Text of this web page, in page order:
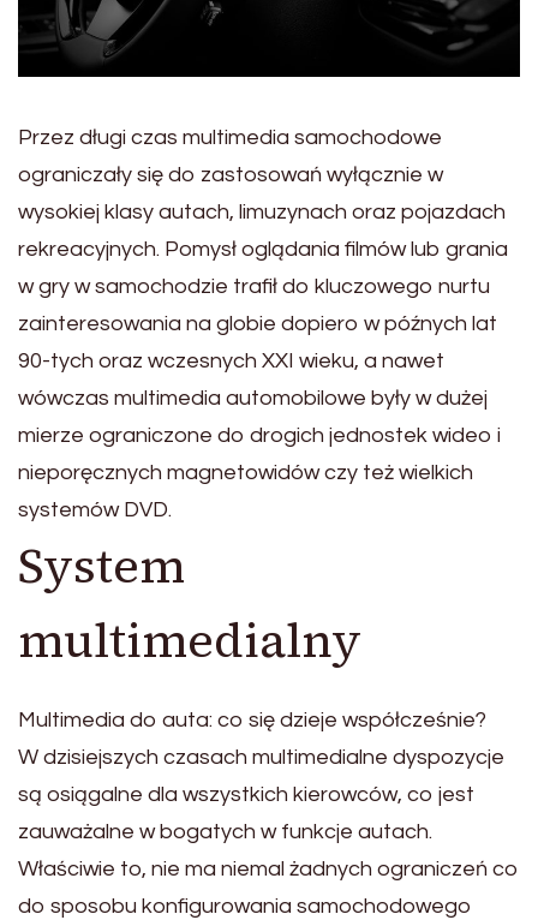
Przez długi czas multimedia samochodowe
ograniczały się do zastosowań wyłącznie w
wysokiej klasy autach, limuzynach oraz pojazdach
rekreacyjnych. Pomysł oglądania filmów lub grania
w gry w samochodzie trafił do kluczowego nurtu
zainteresowania na globie dopiero w późnych lat
90-tych oraz wczesnych XXI wieku, a nawet
wówczas multimedia automobilowe były w dużej
mierze ograniczone do drogich jednostek wideo i
nieporęcznych magnetowidów czy też wielkich
systemów DVD.
System
multimedialny
Multimedia do auta: co się dzieje współcześnie?
W dzisiejszych czasach multimedialne dyspozycje
są osiągalne dla wszystkich kierowców, co jest
zauważalne w bogatych w funkcje autach.
Właściwie to, nie ma niemal żadnych ograniczeń co
do sposobu konfigurowania samochodowego